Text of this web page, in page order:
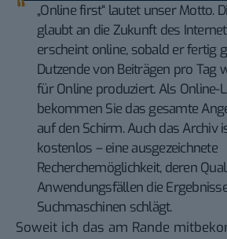
„Online first“ lautet unser Motto.
glaubt an die Zukunft des
erscheint online, sobald er fertig
Dutzende von Beiträgen pro Tag
für Online produziert. Als Online-
bekommen Sie das gesamte
auf den Schirm. Auch das Archiv
kostenlos – eine ausgezeichnete
Recherchemöglichkeit, deren
Anwendungsfällen die
Suchmaschinen schlägt.
Soweit ich das am Rande